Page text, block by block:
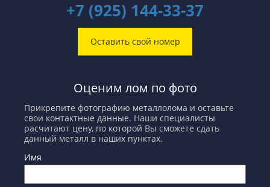
+7 (925) 144-33-37
Оставить свой номер
Оценим лом по фото
Прикрепите фотографию металлолома и оставьте
свои контактные данные. Наши специалисты
расчитают цену, по которой Вы сможете сдать
данный металл в наших пунктах.
Имя